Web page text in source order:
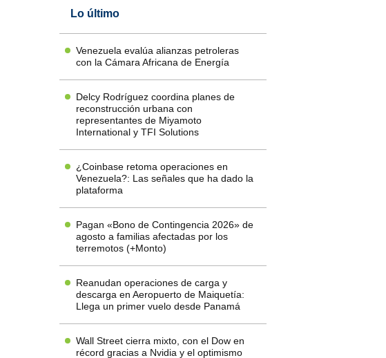
Lo último
Venezuela evalúa alianzas petroleras
con la Cámara Africana de Energía
Delcy Rodríguez coordina planes de
reconstrucción urbana con
representantes de Miyamoto
International y TFI Solutions
¿Coinbase retoma operaciones en
Venezuela?: Las señales que ha dado la
plataforma
Pagan «Bono de Contingencia 2026» de
agosto a familias afectadas por los
terremotos (+Monto)
Reanudan operaciones de carga y
descarga en Aeropuerto de Maiquetía:
Llega un primer vuelo desde Panamá
Wall Street cierra mixto, con el Dow en
récord gracias a Nvidia y el optimismo